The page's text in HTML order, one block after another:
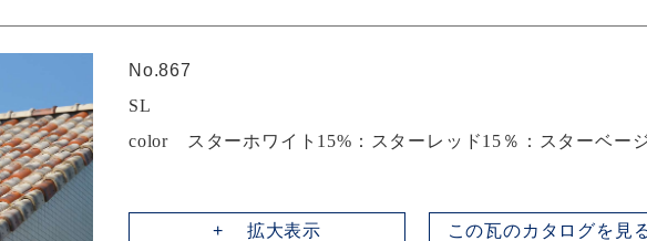
No.867
SL
color スターホワイト15%：スターレッド15％：スターベー
拡大表示 この瓦のカタログを見